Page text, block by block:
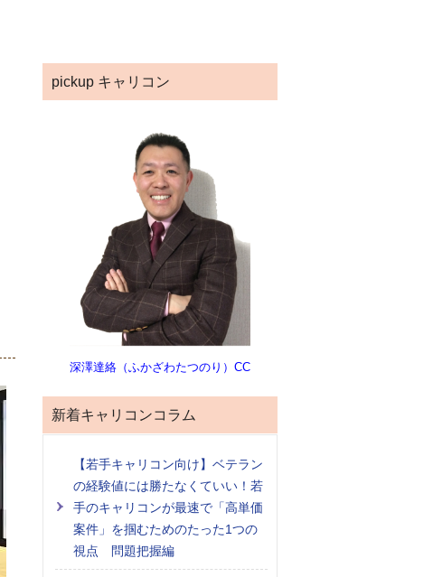
pickup キャリコン
深澤達絡（ふかざわたつのり）CC
新着キャリコンコラム
【若手キャリコン向け】ベテラン
の経験値には勝たなくていい！若
手のキャリコンが最速で「高単価
案件」を掴むためのたった1つの
視点 問題把握編